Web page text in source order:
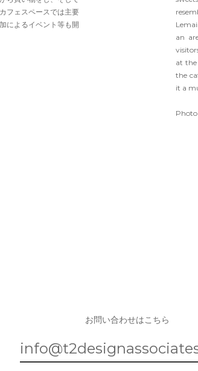
フェスペースでは主要
によるイベント等も開
an
at the
the
it a
お問い合わせはこちら